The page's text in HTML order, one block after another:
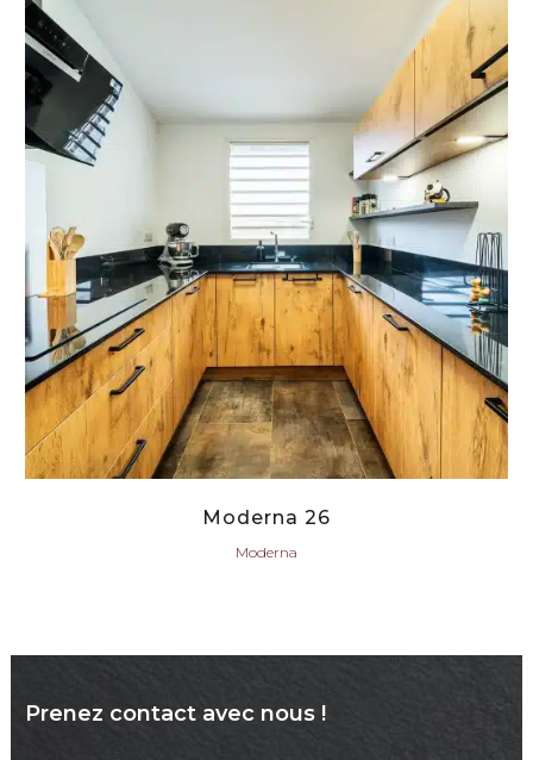
Moderna 26
Moderna
Prenez contact avec nous !